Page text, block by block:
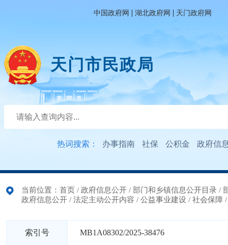
中国政府网 | 湖北政府网 | 天门政府网
天门市民政局
热词搜索： 办事指南 社保 公积金 政府信
当前位置： 首页 / 政府信息公开 / 部门和乡镇信息公开目录 /
政府信息公开 / 法定主动公开内容 / 公益事业建设 / 社会保障
索引号 MB1A08302/2025-38476